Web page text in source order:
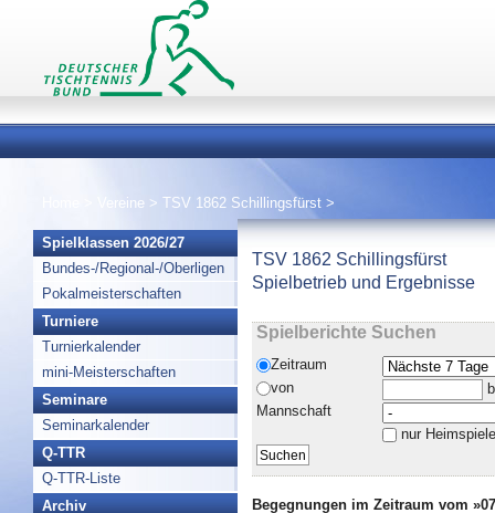
Vereine > TSV 1862 Schillingsfürst >
Spielklassen 2026/27
Bundes-/Regional-/Oberligen
Pokalmeisterschaften
Turniere
Turnierkalender
mini-Meisterschaften
Seminare
Seminarkalender
Q-TTR
Q-TTR-Liste
Archiv
TSV 1862 Schillingsfürst
Spielbetrieb und Ergebnisse
Spielberichte Suchen
Zeitraum
von
Mannschaft
nur
Begegnungen im Zeitraum vom